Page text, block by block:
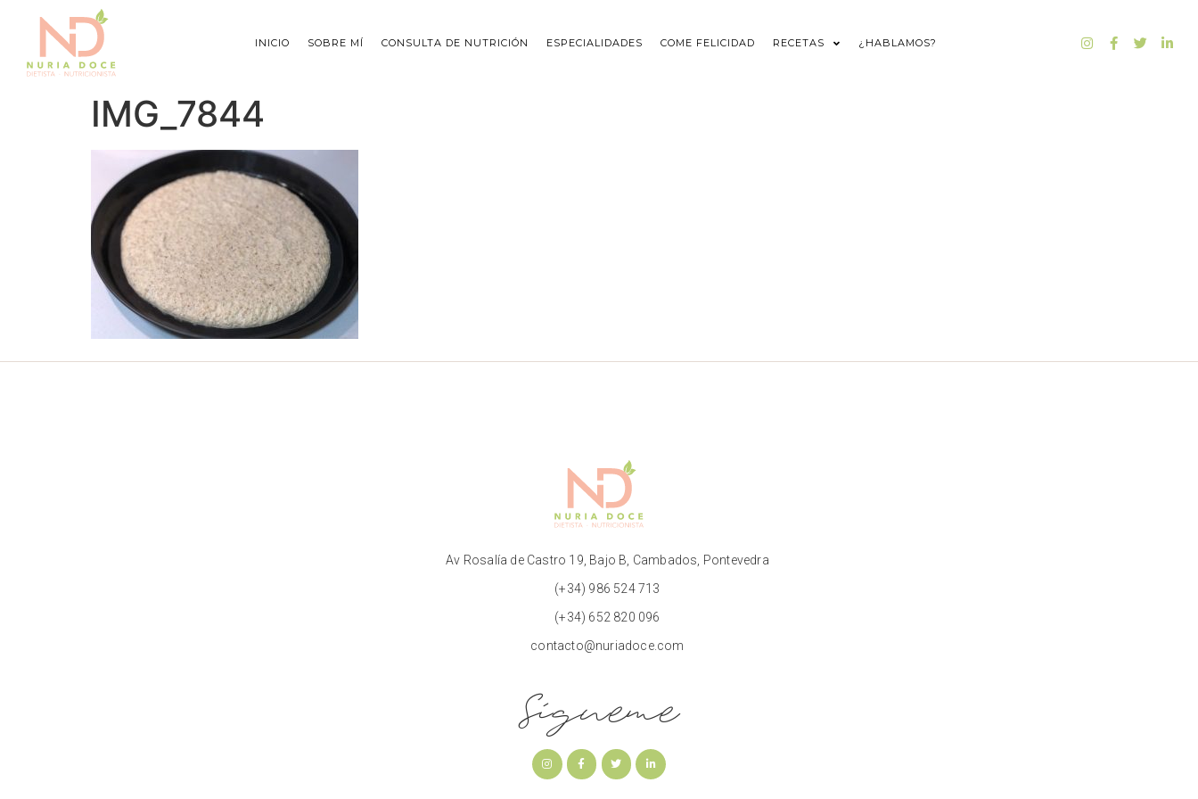
INICIO SOBRE MÍ CONSULTA DE NUTRICIÓN ESPECIALIDADES COME FELICIDAD RECETAS ¿HABLAMOS?
IMG_7844
Av Rosalía de Castro 19, Bajo B, Cambados, Pontevedra
(+34) 986 524 713
(+34) 652 820 096
contacto@nuriadoce.com
Sígueme